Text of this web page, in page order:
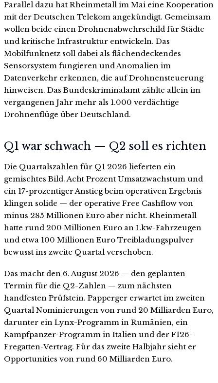
Parallel dazu hat Rheinmetall im Mai eine Kooperation
mit der Deutschen Telekom angekündigt. Gemeinsam
wollen beide einen Drohnenabwehrschild für Städte
und kritische Infrastruktur entwickeln. Das
Mobilfunknetz soll dabei als flächendeckendes
Sensorsystem fungieren und Anomalien im
Datenverkehr erkennen, die auf Drohnensteuerung
hinweisen. Das Bundeskriminalamt zählte allein im
vergangenen Jahr mehr als 1.000 verdächtige
Drohnenflüge über Deutschland.
Q1 war schwach — Q2 soll es richten
Die Quartalszahlen für Q1 2026 lieferten ein
gemischtes Bild. Acht Prozent Umsatzwachstum und
ein 17-prozentiger Anstieg beim operativen Ergebnis
klingen solide — der operative Free Cashflow von
minus 285 Millionen Euro aber nicht. Rheinmetall
hatte rund 200 Millionen Euro an Lkw-Fahrzeugen
und etwa 100 Millionen Euro Treibladungspulver
bewusst ins zweite Quartal verschoben.
Das macht den 6. August 2026 — den geplanten
Termin für die Q2-Zahlen — zum nächsten
handfesten Prüfstein. Papperger erwartet im zweiten
Quartal Nominierungen von rund 20 Milliarden Euro,
darunter ein Lynx-Programm in Rumänien, ein
Kampfpanzer-Programm in Italien und der F126-
Fregatten-Vertrag. Für das zweite Halbjahr sieht er
Opportunities von rund 60 Milliarden Euro.